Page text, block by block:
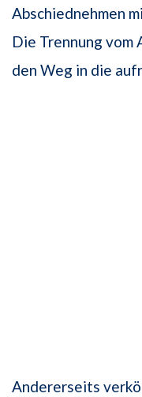
Abschiednehmen
Die Trennung vom
den Weg in die
Andererseits